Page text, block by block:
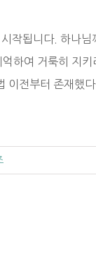
작됩니다. 하나님
억하여 거룩히 지
이전부터 존재했